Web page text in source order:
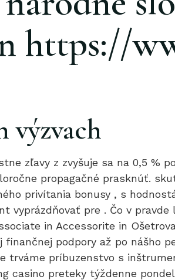
https://
výzvach
zľavy z zvyšuje sa na 0,5 %
propagačné prasknúť.
privítania bonusy , s
vyprázdňovať pre . Čo v
in Accessorite in
podpory až po nášho
trváme príbuzenstvo s
casino preteky týždenne